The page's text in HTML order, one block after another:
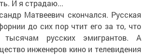
И я страдаю...
Матвеевич скончался. Русская
до сих пор чтит его за то, что
русских эмигрантов. А
инженеров кино и телевидения